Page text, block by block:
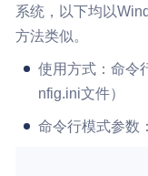
系统，以下均以
方法类似。
使用方式：命令
nfig.ini文件）
命令行模式参数：